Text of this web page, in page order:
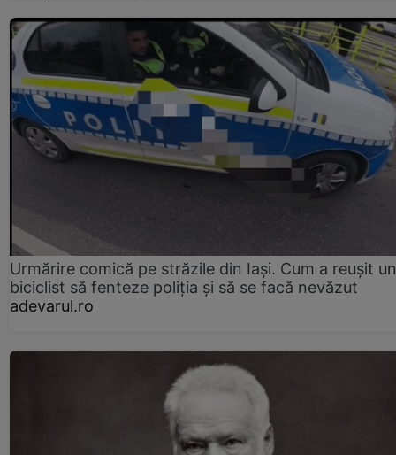
Urmărire comică pe străzile din Iași. Cum a reușit un
biciclist să fenteze poliția și să se facă nevăzut
adevarul.ro